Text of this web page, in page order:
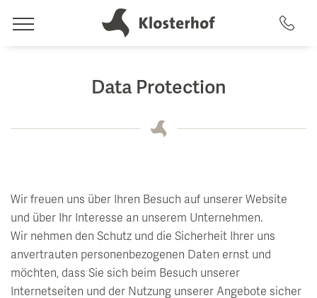
Offers & Amenities
Packages
Spa Treatments
uvida health analysis
Swimming Pools
Saunas
Culinary
Eat & Drink
Restaurant & Terrace
Activities
Summer & Winter
Data Protection
Wir freuen uns über Ihren Besuch auf unserer Website
und über Ihr Interesse an unserem Unternehmen.
Wir nehmen den Schutz und die Sicherheit Ihrer uns
anvertrauten personenbezogenen Daten ernst und
möchten, dass Sie sich beim Besuch unserer
Internetseiten und der Nutzung unserer Angebote sicher